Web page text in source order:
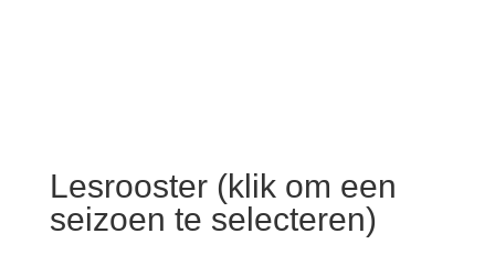
Lesrooster (klik om een
seizoen te selecteren)